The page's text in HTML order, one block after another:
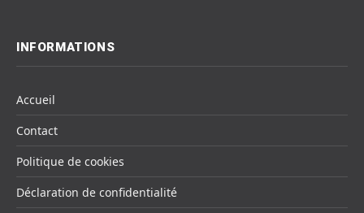
INFORMATIONS
Accueil
Contact
Politique de cookies
Déclaration de confidentialité